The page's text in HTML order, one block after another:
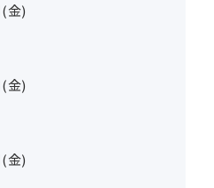
(金)
(金)
(金)